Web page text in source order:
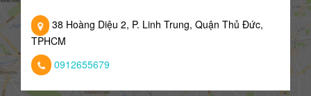
38 Hoàng Diệu 2, P. Linh Trung, Quận Thủ Đức,
TPHCM
0912655679